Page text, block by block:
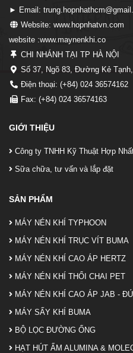
► Email:
Website: www.hopnhatvn.com
website :www.maynenkhi.co
CHI NHÁNH TẠI TP HÀ NỘI
Số 37, Ngõ 83, Đường Kẻ
Điện thoại: (+84) 024 36574162
Fax: (+84) 024 36574163
GIỚI THIỆU
Công ty TNHH Kỹ Thuật Hợp
Sữa chữa, tư vấn và lắp đặt
SẢN PHẨM
MÁY NÉN KHÍ TYPHOON
MÁY NÉN KHÍ TRỤC VÍT BUMA
MÁY NÉN KHÍ CAO ÁP HERTZ
MÁY NÉN KHÍ THỔI CHAI PET
MÁY NÉN KHÍ CAO ÁP JAB -
MÁY SẤY KHÍ BUMA
BỘ LỌC ĐƯỜNG ỐNG
HẠT HÚT ẨM ALUMINA &